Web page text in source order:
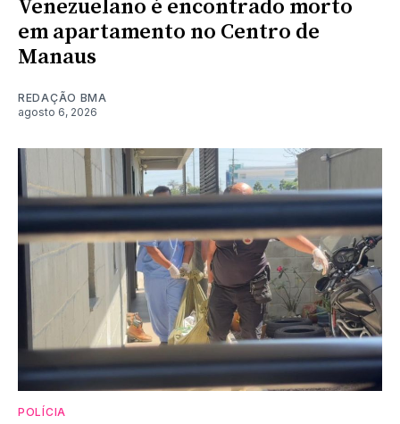
Venezuelano é encontrado morto
em apartamento no Centro de
Manaus
REDAÇÃO BMA
agosto 6, 2026
POLÍCIA